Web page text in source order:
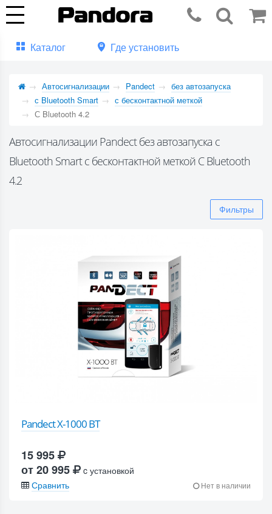
Каталог Где установить
Автосигнализации Pandect
без автозапуска
с Bluetooth Smart
с бесконтактной меткой
С Bluetooth 4.2
Автосигнализации Pandect без автозапуска с
Bluetooth Smart с бесконтактной меткой С Bluetooth
4.2
Фильтры
Pandect X-1000 BT
15 995
от 20 995
c установкой
Сравнить
Нет в наличии